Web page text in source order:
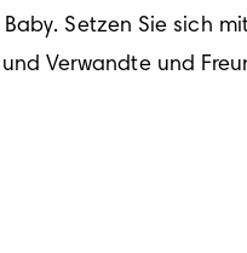
Setzen Sie sich
Verwandte und